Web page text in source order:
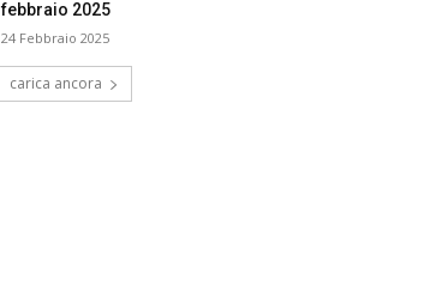
febbraio 2025
24 Febbraio 2025
carica ancora